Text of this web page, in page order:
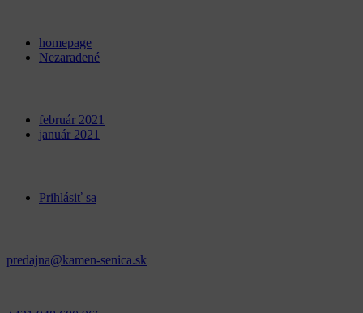
homepage
Nezaradené
február 2021
január 2021
Prihlásiť sa
predajna@kamen-senica.sk